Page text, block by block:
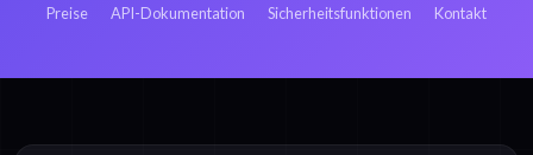
Preise API-Dokumentation Sicherheitsfunktionen Kontakt